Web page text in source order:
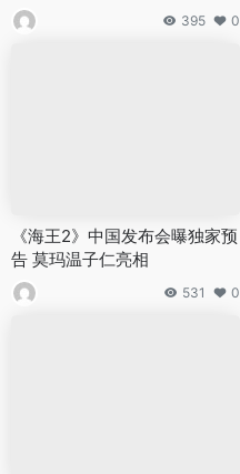
395 0
《海王2》中国发布会曝独家预
告 莫玛温子仁亮相
531 0